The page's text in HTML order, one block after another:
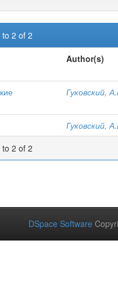
2 of 2
Author(s)
Гуковский,
Гуковский,
2 of 2
DSpace Software